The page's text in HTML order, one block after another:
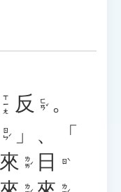
ㄒㄧㄤ 反 ㄈㄢˇ 。
ㄖㄣˊ
」、「
來 ㄌㄞˊ 日 ㄖˋ